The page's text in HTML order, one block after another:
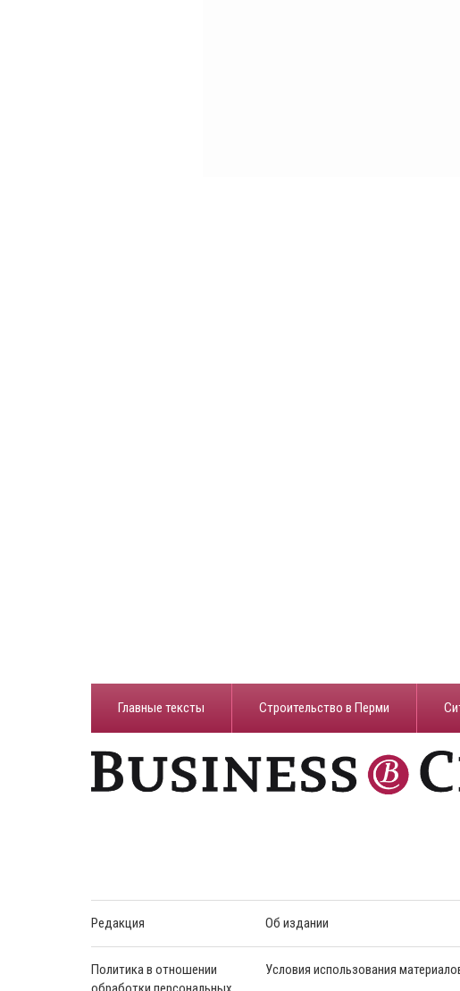
Главные тексты Строительство в Перми
Редакция Об издании
Политика в отношении
Условия использования